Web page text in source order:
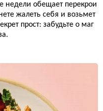
недели обещает перекрои
жалеть себя и возьмет
прост: забудьте о маг